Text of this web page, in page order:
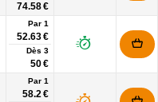
74.58 €
Par 1
52.63 €
Dès 3
50 €
Par 1
58.2 €